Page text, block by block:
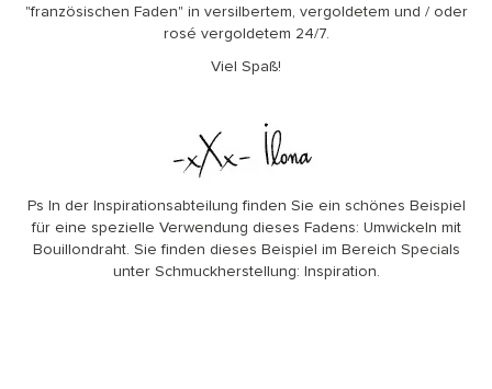
"französischen Faden" in versilbertem, vergoldetem und / oder
rosé vergoldetem 24/7.
Viel Spaß!
Ps In der Inspirationsabteilung finden Sie ein schönes Beispiel
für eine spezielle Verwendung dieses Fadens: Umwickeln mit
Bouillondraht. Sie finden dieses Beispiel im Bereich Specials
unter Schmuckherstellung: Inspiration.